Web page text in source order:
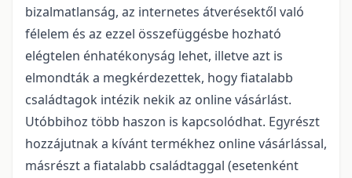
bizalmatlanság, az internetes átverésektől való
félelem és az ezzel összefüggésbe hozható
elégtelen énhatékonyság lehet, illetve azt is
elmondták a megkérdezettek, hogy fiatalabb
családtagok intézik nekik az online vásárlást.
Utóbbihoz több haszon is kapcsolódhat. Egyrészt
hozzájutnak a kívánt termékhez online vásárlással,
másrészt a fiatalabb családtaggal (esetenként